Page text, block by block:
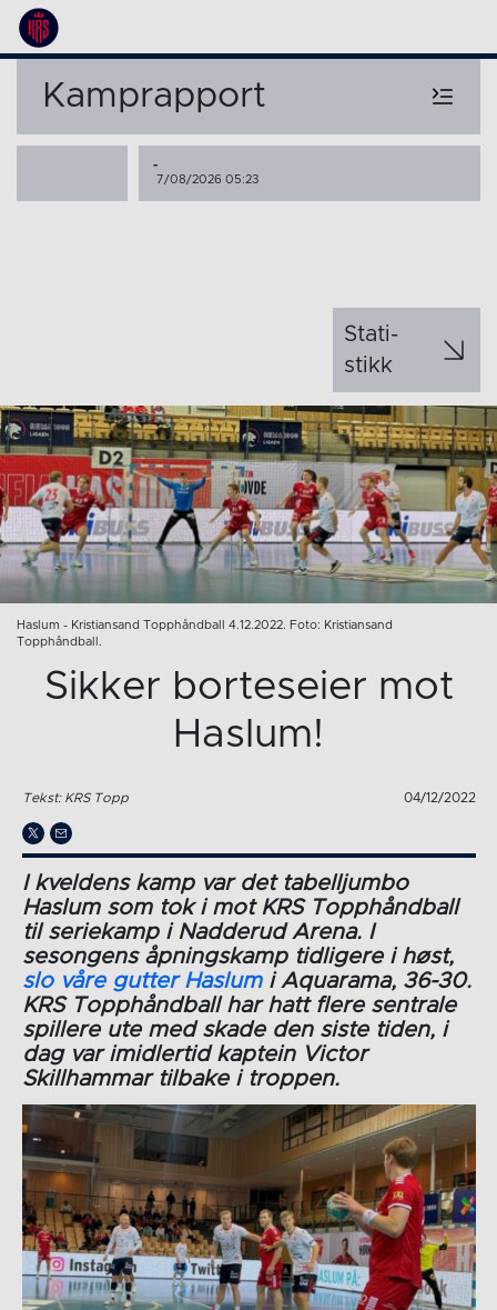
Kamprapport
-
7/08/2026 05:23
Stati­
stikk
Haslum - Kristiansand Topphåndball 4.12.2022. Foto: Kristiansand
Topphåndball.
Sikker borteseier mot
Haslum!
Tekst: KRS Topp 04/12/2022
I kveldens kamp var det tabelljumbo
Haslum som tok i mot KRS Topphåndball
til seriekamp i Nadderud Arena. I
sesongens åpningskamp tidligere i høst,
slo våre gutter Haslumi Aquarama, 36-30.
KRS Topphåndball har hatt flere sentrale
spillere ute med skade den siste tiden, i
dag var imidlertid kaptein Victor
Skillhammar tilbake i troppen.